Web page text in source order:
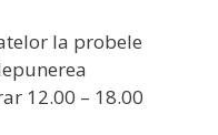
la probele
12.00 – 18.00